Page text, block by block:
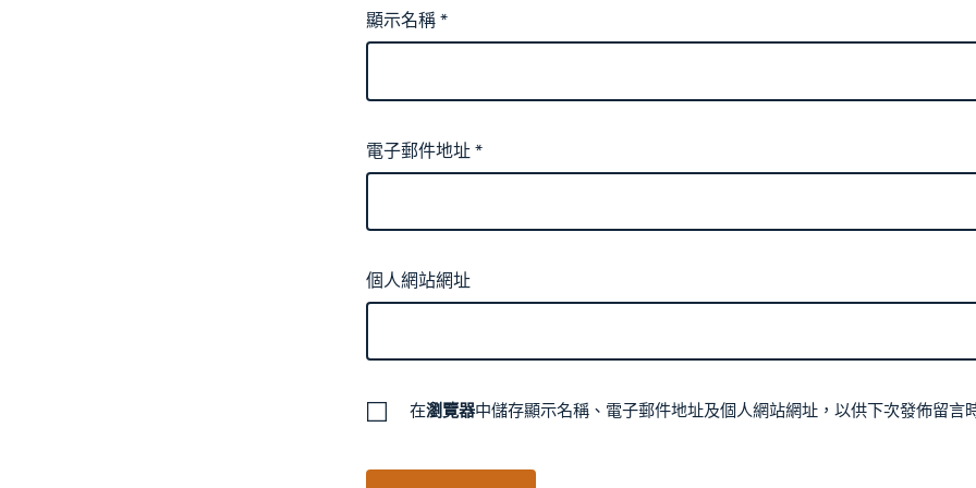
顯示名稱*
電子郵件地址*
個人網站網址
在瀏覽器中儲存顯示名稱、電子郵件地址及個人網站網址，以供下次發佈留言